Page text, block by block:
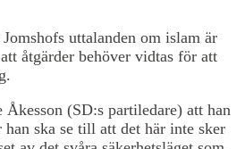
uttalanden om islam är
åtgärder behöver vidtas för att
Åkesson (SD:s partiledare) att han
han ska se till att det här inte sker